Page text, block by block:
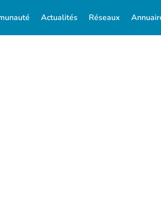
Actualités Réseaux